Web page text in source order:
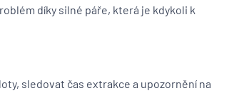
díky silné páře, která je kdykoli k
sledovat čas extrakce a upozornění na